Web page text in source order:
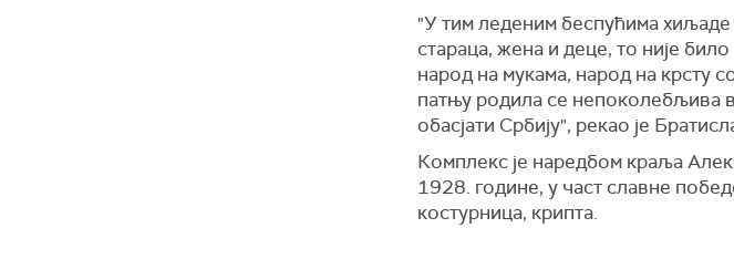
"У тим леденим беспућима
стараца, жена и деце, то није
народ на мукама, народ на крсту
патњу родила се непоколебљива
обасјати Србију", рекао је
Комплекс је наредбом краља
1928. године, у част славне
костурница, крипта.